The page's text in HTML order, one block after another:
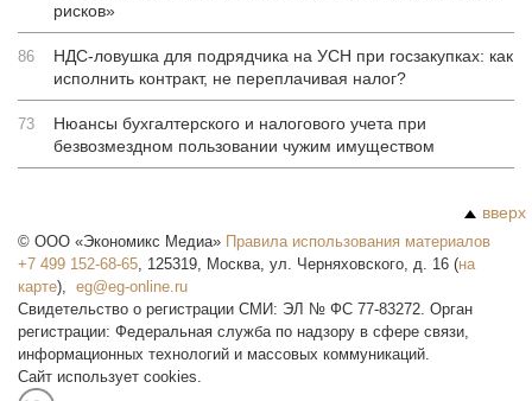
рисков»
86
НДС-ловушка для подрядчика на УСН при госзакупках: как
исполнить контракт, не переплачивая налог?
73
Нюансы бухгалтерского и налогового учета при
безвозмездном пользовании чужим имуществом
вверх
© ООО «Экономикс Медиа» Правила использования материалов
+7 499 152-68-65, 125319, Москва, ул. Черняховского, д. 16 (на
карте),
Свидетельство о регистрации СМИ: ЭЛ № ФС 77-83272. Орган
регистрации: Федеральная служба по надзору в сфере связи,
информационных технологий и массовых коммуникаций.
Сайт использует cookies.